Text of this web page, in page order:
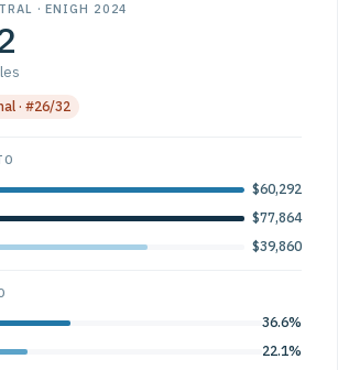
· ENIGH 2024
· #26/32
$60,292
$77,864
$39,860
36.6%
22.1%